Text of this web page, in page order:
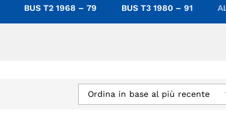
BUS T2 1968 – 79 BUS T3 1980 – 91
Ordina in base al più recente